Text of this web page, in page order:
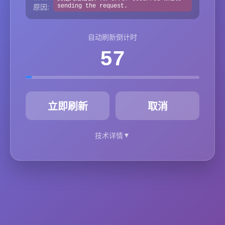
原因:
sending the request.
自动刷新倒计时
57
立即刷新 取消
技术详情▼